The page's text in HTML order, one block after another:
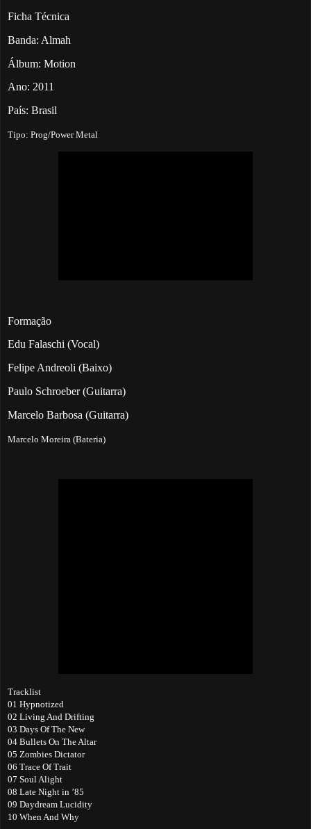
Ficha Técnica
Banda: Almah
Álbum: Motion
Ano: 2011
País: Brasil
Tipo: Prog/Power Metal
Formação
Edu Falaschi (Vocal)
Felipe Andreoli (Baixo)
Paulo Schroeber (Guitarra)
Marcelo Barbosa (Guitarra)
Marcelo Moreira (Bateria)
Tracklist
01 Hypnotized
02 Living And Drifting
03 Days Of The New
04 Bullets On The Altar
05 Zombies Dictator
06 Trace Of Trait
07 Soul Alight
08 Late Night in ’85
09 Daydream Lucidity
10 When And Why